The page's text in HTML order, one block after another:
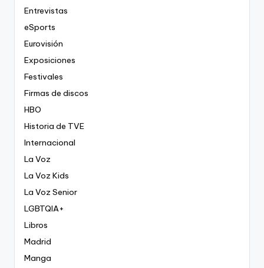
Entrevistas
eSports
Eurovisión
Exposiciones
Festivales
Firmas de discos
HBO
Historia de TVE
Internacional
La Voz
La Voz Kids
La Voz Senior
LGBTQIA+
Libros
Madrid
Manga